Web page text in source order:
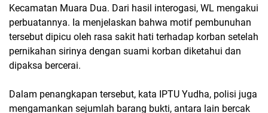
Kecamatan Muara Dua. Dari hasil interogasi, WL mengakui
perbuatannya. Ia menjelaskan bahwa motif pembunuhan
tersebut dipicu oleh rasa sakit hati terhadap korban setelah
pernikahan sirinya dengan suami korban diketahui dan
dipaksa bercerai.
Dalam penangkapan tersebut, kata IPTU Yudha, polisi juga
mengamankan sejumlah barang bukti, antara lain bercak